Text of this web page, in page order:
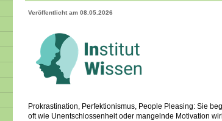
Veröffentlicht am 08.05.2026
Prokrastination, Perfektionismus, People Pleasing: Sie
oft wie Unentschlossenheit oder mangelnde Motivation